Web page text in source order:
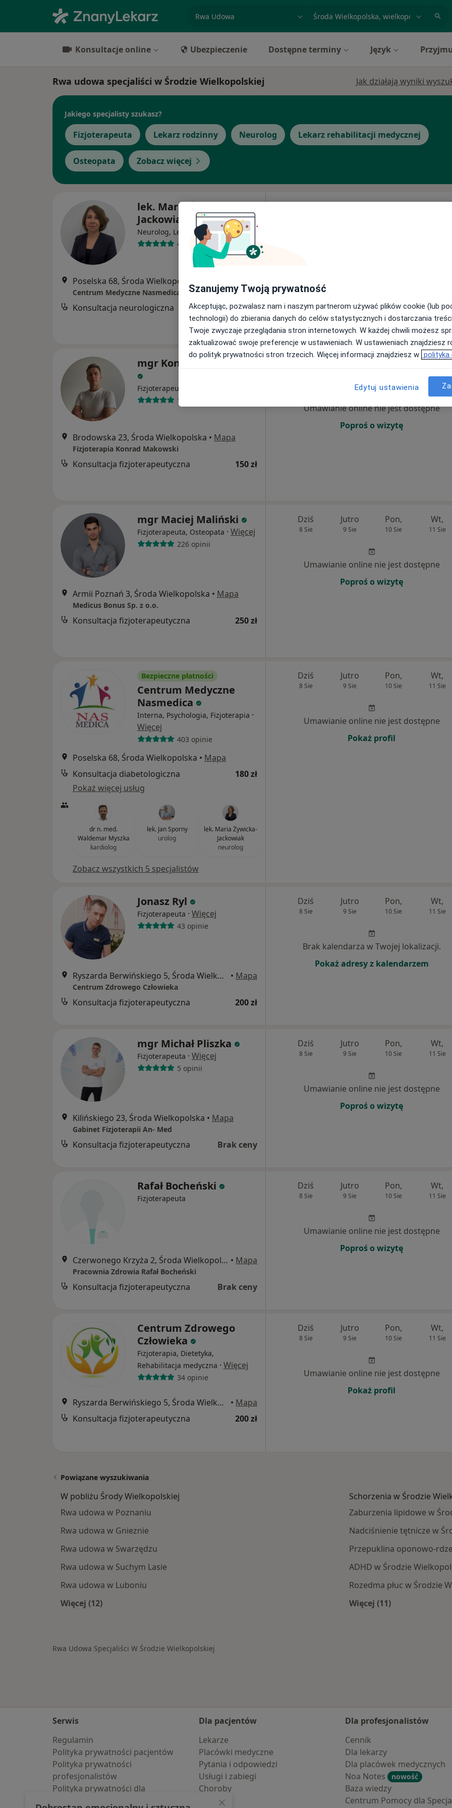
specjalizacja, badanie lub nazwiskomiasto lub dzielnica
Konsultacje online Ubezpieczenie Dostępne terminy Język
Rwa udowa specjaliści w Środzie Wielkopolskiej Jak działają wyniki
Jakiego specjalisty szukasz?
Fizjoterapeuta Lekarz rodzinny Neurolog Lekarz rehabilitacji medycznej
Osteopata Zobacz więcej
lek. Maria Żywicka-
Jackowiak
Neurolog, Lekarz rodzinny·Więcej
40 opinii
Poselska 68, Środa Wielkopolska
Centrum Medyczne Nasmedica
Konsultacja neurologiczna od 250 zł
mgr Konrad Makowski
Fizjoterapeuta
13 opinii
Brodowska 23, Środa Wielkopolska • Mapa
Fizjoterapia Konrad Makowski
Konsultacja fizjoterapeutyczna 150 zł
Wt,
Umawianie online nie jest dostępne
Poproś o wizytę
mgr Maciej Maliński
Fizjoterapeuta, Osteopata · Więcej
226 opinii
Armii Poznań 3, Środa Wielkopolska • Mapa
Medicus Bonus Sp. z o.o.
Konsultacja fizjoterapeutyczna 250 zł
Dziś
8 Sie
Jutro
9 Sie
Pon,
10 Sie
Wt,
11 Sie
Umawianie online nie jest dostępne
Poproś o wizytę
Bezpieczne płatności
Centrum Medyczne
Nasmedica
Interna, Psychologia, Fizjoterapia ·
Więcej
403 opinie
Poselska 68, Środa Wielkopolska • Mapa
Konsultacja diabetologiczna
180 zł
Pokaż więcej usług
dr n. med.
Waldemar Myszka
kardiolog
lek. Jan Sporny
urolog
lek. Maria Żywicka-
Jackowiak
neurolog
Zobacz wszystkich 5 specjalistów
Dziś
8 Sie
Jutro
9 Sie
Pon,
10 Sie
Wt,
11 Sie
Umawianie online nie jest dostępne
Pokaż profil
Jonasz Ryl
Fizjoterapeuta · Więcej
43 opinie
Ryszarda Berwińskiego 5, Środa Wielkopolska • Mapa
Centrum Zdrowego Człowieka
Konsultacja fizjoterapeutyczna 200 zł
Dziś
8 Sie
Jutro
9 Sie
Pon,
10 Sie
Wt,
11 Sie
Brak kalendarza w Twojej lokalizacji.
Pokaż adresy z kalendarzem
mgr Michał Pliszka
Fizjoterapeuta · Więcej
5 opinii
Kilińskiego 23, Środa Wielkopolska • Mapa
Gabinet Fizjoterapii An- Med
Konsultacja fizjoterapeutyczna Brak ceny
Dziś
8 Sie
Jutro
9 Sie
Pon,
10 Sie
Wt,
11 Sie
Umawianie online nie jest dostępne
Poproś o wizytę
Rafał Bocheński
Fizjoterapeuta
Czerwonego Krzyża 2, Środa Wielkopolska • Mapa
Pracownia Zdrowia Rafał Bocheński
Konsultacja fizjoterapeutyczna Brak ceny
Dziś
8 Sie
Jutro
9 Sie
Pon,
10 Sie
Wt,
11 Sie
Umawianie online nie jest dostępne
Poproś o wizytę
Centrum Zdrowego
Człowieka
Fizjoterapia, Dietetyka,
Rehabilitacja medyczna · Więcej
34 opinie
Ryszarda Berwińskiego 5, Środa Wielkopolska • Mapa
Konsultacja fizjoterapeutyczna
200 zł
Dziś
8 Sie
Jutro
9 Sie
Pon,
10 Sie
Wt,
11 Sie
Umawianie online nie jest dostępne
Pokaż profil
Powiązane wyszukiwania
W pobliżu Środy Wielkopolskiej
Rwa udowa w Poznaniu
Rwa udowa w Gnieznie
Rwa udowa w Swarzędzu
Rwa udowa w Suchym Lasie
Rwa udowa w Luboniu
Więcej (12)
Schorzenia w Środzie
Zaburzenia lipidowe w
Nadciśnienie tętnicze w
Przepuklina oponowo-
ADHD w Środzie
Rozedma płuc w Środzie
Więcej (11)
Rwa Udowa Specjaliści W Środzie Wielkopolskiej
Serwis
Regulamin
Polityka prywatności pacjentów
Polityka prywatności
profesjonalistów
Polityka prywatności dla
Dla pacjentów
Lekarze
Placówki medyczne
Pytania i odpowiedzi
Usługi i zabiegi
Choroby
Pomoc
Dla profesjonalistów
Cennik
Dla lekarzy
Dla placówek medycznych
Noa Notes
nowość
Baza wiedzy
Centrum Pomocy dla
Szanujemy Twoją prywatność
Akceptując, pozwalasz nam i naszym partnerom używać plików cookie (lub
technologii) do zbierania danych do celów statystycznych i dostarczania
Twoje zwyczaje przeglądania stron internetowych. W każdej chwili możesz
zaktualizować swoje preferencje w ustawieniach. W ustawieniach znajdziesz
do polityk prywatności stron trzecich. Więcej informacji znajdziesz w polityka
Edytuj ustawienia